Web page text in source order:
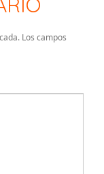
Los campos